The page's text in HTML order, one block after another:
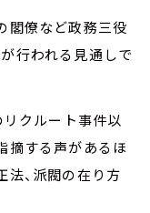
閣僚など政務三役
行われる見通しで
クルート事件以
摘する声があるほ
法、派閥の在り方